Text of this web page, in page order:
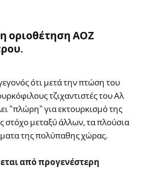
οριοθέτηση ΑΟΖ
ότι μετά την πτώση του
τζιχαντιστές του Αλ
"πλώρη" για εκτουρκισμό της
στόχο μεταξύ άλλων, τα πλούσια
της πολύπαθης χώρας.
από προγενέστερη